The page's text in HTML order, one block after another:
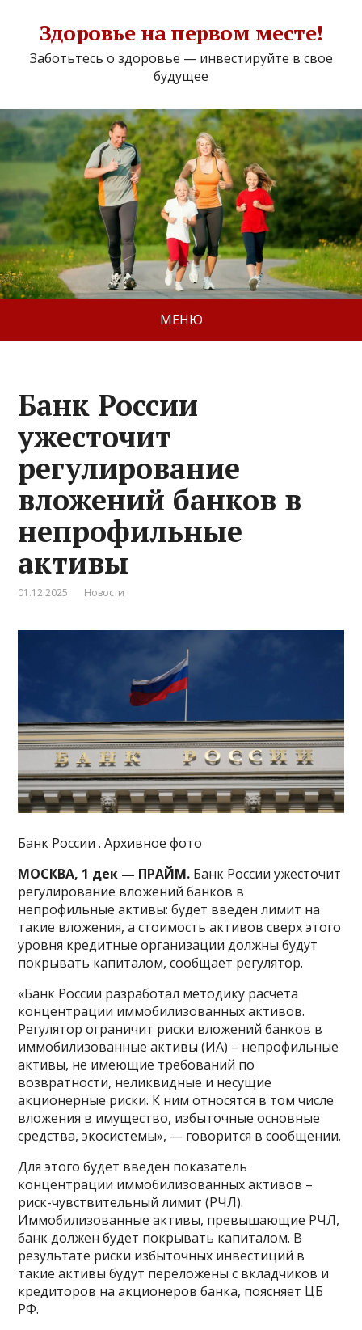
Здоровье на первом месте!
Заботьтесь о здоровье — инвестируйте в свое
будущее
МЕНЮ
Банк России
ужесточит
регулирование
вложений банков в
непрофильные
активы
01.12.2025 Новости
Банк России . Архивное фото
МОСКВА, 1 дек — ПРАЙМ. Банк России ужесточит
регулирование вложений банков в
непрофильные активы: будет введен лимит на
такие вложения, а стоимость активов сверх этого
уровня кредитные организации должны будут
покрывать капиталом, сообщает регулятор.
«Банк России разработал методику расчета
концентрации иммобилизованных активов.
Регулятор ограничит риски вложений банков в
иммобилизованные активы (ИА) – непрофильные
активы, не имеющие требований по
возвратности, неликвидные и несущие
акционерные риски. К ним относятся в том числе
вложения в имущество, избыточные основные
средства, экосистемы», — говорится в сообщении.
Для этого будет введен показатель
концентрации иммобилизованных активов –
риск-чувствительный лимит (РЧЛ).
Иммобилизованные активы, превышающие РЧЛ,
банк должен будет покрывать капиталом. В
результате риски избыточных инвестиций в
такие активы будут переложены с вкладчиков и
кредиторов на акционеров банка, поясняет ЦБ
РФ.